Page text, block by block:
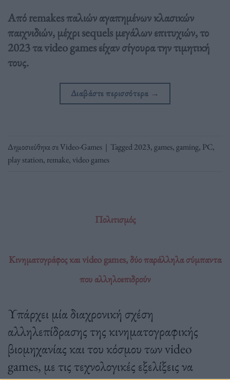
Από remakes παλιών αγαπημένων κλασικών
παιχνιδιών, μέχρι sequels μεγάλων επιτυχιών, το
2023 τα video games είχαν σίγουρα την τιμητική
τους.
Διαβάστε περισσότερα →
Δημοσιεύθηκε σεVideo-Games | Tagged2023, games, gaming, PC,
play station, remake,video games
Πολιτισμός
Κινηματογράφος και video games, δύο παράλληλα σύμπαντα
που αλληλοεπιδρούν
Υπάρχει μία διαχρονική σχέση
αλληλεπίδρασης της κινηματογραφικής
βιομηχανίας και του κόσμου των video
games, με τις τεχνολογικές εξελίξεις να